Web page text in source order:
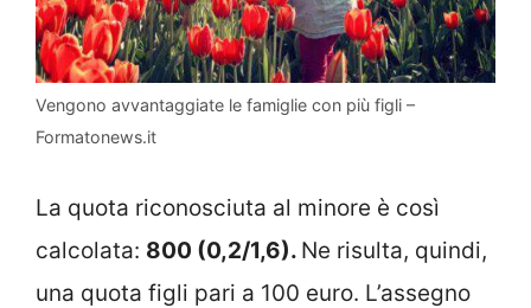
Vengono avvantaggiate le famiglie con più figli –
Formatonews.it
La quota riconosciuta al minore è così
calcolata: 800 (0,2/1,6). Ne risulta, quindi,
una quota figli pari a 100 euro. L’assegno